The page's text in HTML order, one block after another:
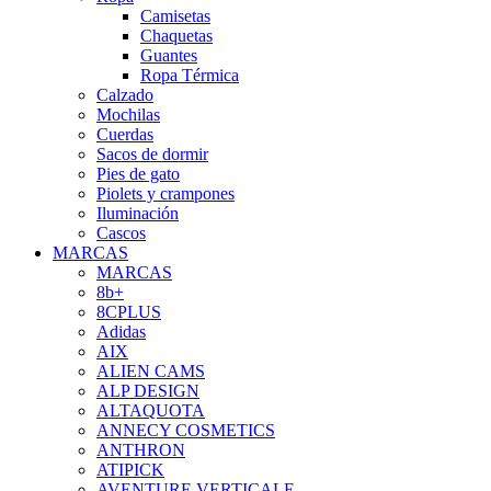
Camisetas
Chaquetas
Guantes
Ropa Térmica
Calzado
Mochilas
Cuerdas
Sacos de dormir
Pies de gato
Piolets y crampones
Iluminación
Cascos
MARCAS
MARCAS
8b+
8CPLUS
Adidas
AIX
ALIEN CAMS
ALP DESIGN
ALTAQUOTA
ANNECY COSMETICS
ANTHRON
ATIPICK